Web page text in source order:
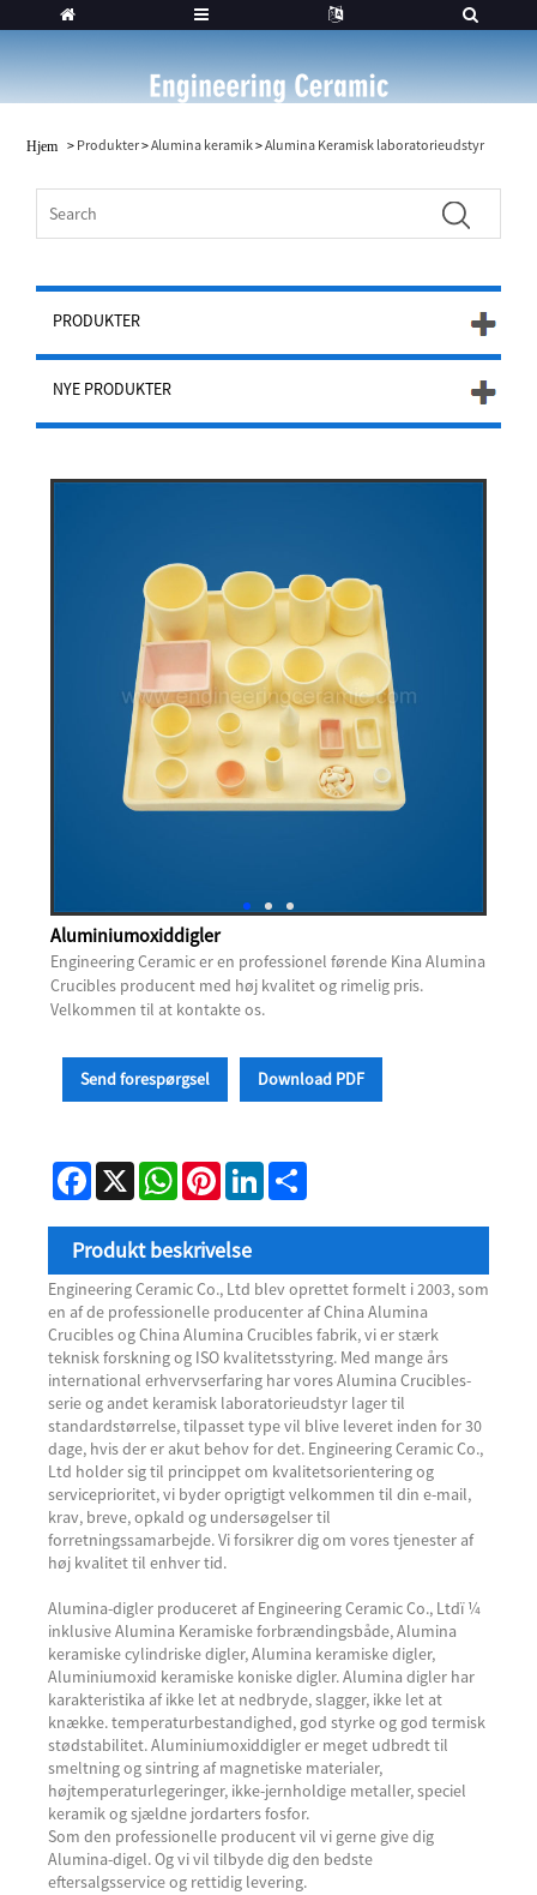
Hjem > Produkter>Alumina keramik>Alumina Keramisk laboratorieudstyr
PRODUKTER
NYE PRODUKTER
Aluminiumoxiddigler
Engineering Ceramic er en professionel førende Kina Alumina
Crucibles producent med høj kvalitet og rimelig pris.
Velkommen til at kontakte os.
Send forespørgsel Download PDF
Facebook
X WhatsAppPinterestLinkedIn
Produkt beskrivelse
Engineering Ceramic Co., Ltd blev oprettet formelt i 2003, som
en af ​​de professionelle producenter af China Alumina
Crucibles og China Alumina Crucibles fabrik, vi er stærk
teknisk forskning og ISO kvalitetsstyring. Med mange års
international erhvervserfaring har vores Alumina Crucibles-
serie og andet keramisk laboratorieudstyr lager til
standardstørrelse, tilpasset type vil blive leveret inden for 30
dage, hvis der er akut behov for det. Engineering Ceramic Co.,
Ltd holder sig til princippet om kvalitetsorientering og
serviceprioritet, vi byder oprigtigt velkommen til din e-mail,
krav, breve, opkald og undersøgelser til
forretningssamarbejde. Vi forsikrer dig om vores tjenester af
høj kvalitet til enhver tid.
Alumina-digler produceret af Engineering Ceramic Co., Ltdï ¼
inklusive Alumina Keramiske forbrændingsbåde, Alumina
keramiske cylindriske digler, Alumina keramiske digler,
Aluminiumoxid keramiske koniske digler. Alumina digler har
karakteristika af ikke let at nedbryde, slagger, ikke let at
knække. temperaturbestandighed, god styrke og god termisk
stødstabilitet. Aluminiumoxiddigler er meget udbredt til
smeltning og sintring af magnetiske materialer,
højtemperaturlegeringer, ikke-jernholdige metaller, speciel
keramik og sjældne jordarters fosfor.
Som den professionelle producent vil vi gerne give dig
Alumina-digel. Og vi vil tilbyde dig den bedste
eftersalgsservice og rettidig levering.